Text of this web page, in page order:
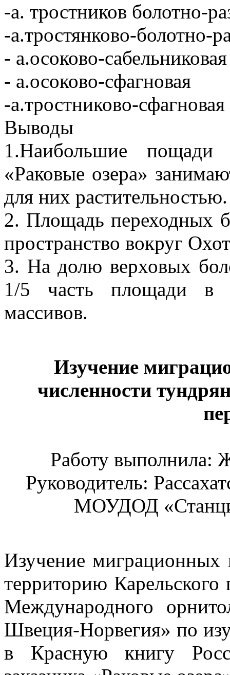
-а. тростников болотно-
-а.тростянково-болотно-
- а.осоково-
- а.осоково-сфагновая
-а.тростниково-сфагновая
Выводы
1.Наибольшие
«Раковые озера»
для них растительностью.
2. Площадь переходных
пространство вокруг
3. На долю верховых
1/5 часть площади в
массивов.
Изучение
численности
Работу выполнила:
Руководитель:
МОУДОД
Изучение миграционных
территорию
Международного
Швеция-Норвегия» по
в Красную книгу